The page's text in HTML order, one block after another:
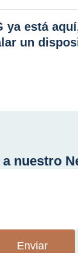
ya está
un
nuestro
Enviar